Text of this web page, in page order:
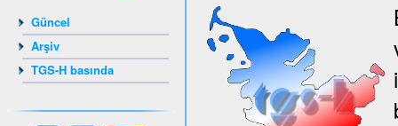
Güncel
Arşiv
TGS-H basında